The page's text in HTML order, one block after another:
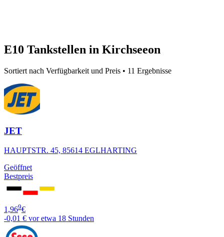
E10 Tankstellen in Kirchseeon
Sortiert nach Verfügbarkeit und Preis • 11 Ergebnisse
JET
HAUPTSTR. 45, 85614 EGLHARTING
Geöffnet
Bestpreis
1,969€
-0,01 € vor etwa 18 Stunden